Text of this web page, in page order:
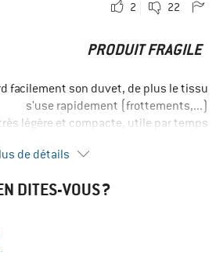
ce produit à un ami
2 22
PRODUIT FRAGILE
facilement son duvet, de plus le tissu
s'use rapidement (frottements,...)
légère et compacte, utile par temps
de détails
DITES-VOUS ?